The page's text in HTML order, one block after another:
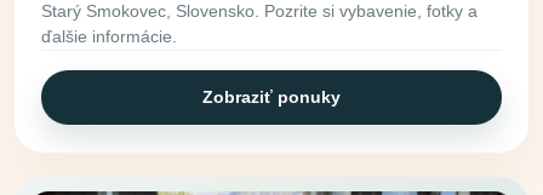
Starý Smokovec, Slovensko. Pozrite si vybavenie, fotky a
ďalšie informácie.
Zobraziť ponuky